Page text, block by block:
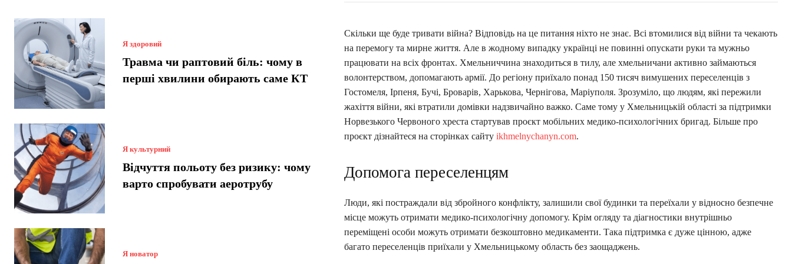
Я здоровий
Травма чи раптовий біль: чому в
перші хвилини обирають саме КТ
Я культурний
Відчуття польоту без ризику: чому
варто спробувати аеротрубу
Я новатор
Скільки ще буде тривати війна? Відповідь на це питання ніхто не знає. Всі втомилися від війни та чекають
на перемогу та мирне життя. Але в жодному випадку українці не повинні опускати руки та мужньо
працювати на всіх фронтах. Хмельниччина знаходиться в тилу, але хмельничани активно займаються
волонтерством, допомагають армії. До регіону приїхало понад 150 тисяч вимушених переселенців з
Гостомеля, Ірпеня, Бучі, Броварів, Харькова, Чернігова, Маріуполя. Зрозуміло, що людям, які пережили
жахіття війни, які втратили домівки надзвичайно важко. Саме тому у Хмельницькій області за підтримки
Норвезького Червоного хреста стартував проєкт мобільних медико-психологічних бригад. Більше про
проєкт дізнайтеся на сторінках сайту ikhmelnychanyn.com.
Допомога переселенцям
Люди, які постраждали від збройного конфлікту, залишили свої будинки та переїхали у відносно безпечне
місце можуть отримати медико-психологічну допомогу. Крім огляду та діагностики внутрішньо
переміщені особи можуть отримати безкоштовно медикаменти. Така підтримка є дуже цінною, адже
багато переселенців приїхали у Хмельницькому область без заощаджень.